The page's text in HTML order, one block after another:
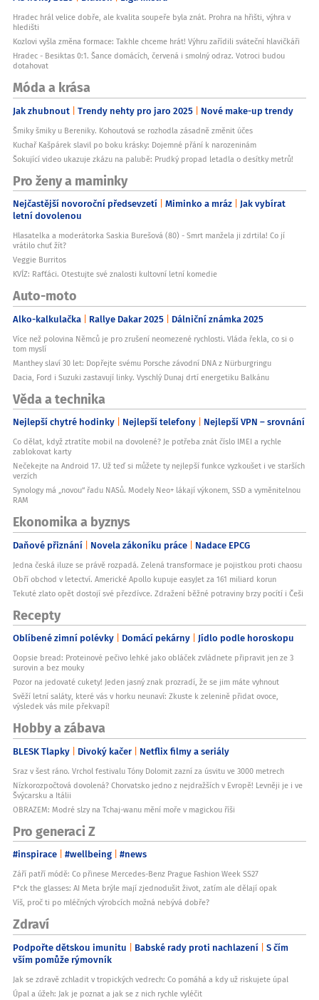
Hradec hrál velice dobře, ale kvalita soupeře byla znát. Prohra na hřišti, výhra v
hledišti
Kozlovi vyšla změna formace: Takhle chceme hrát! Výhru zařídili sváteční hlavičkáři
Hradec - Besiktas 0:1. Šance domácích, červená i smolný odraz. Votroci budou
dotahovat
Móda a krása
Jak zhubnout Trendy nehty pro jaro 2025 Nové make-up trendy
Šmiky šmiky u Bereniky. Kohoutová se rozhodla zásadně změnit účes
Kuchař Kašpárek slavil po boku krásky: Dojemné přání k narozeninám
Šokující video ukazuje zkázu na palubě: Prudký propad letadla o desítky metrů!
Pro ženy a maminky
Nejčastější novoroční předsevzetí Miminko a mráz Jak vybírat
letní dovolenou
Hlasatelka a moderátorka Saskia Burešová (80) - Smrt manžela ji zdrtila! Co jí
vrátilo chuť žít?
Veggie Burritos
KVÍZ: Rafťáci. Otestujte své znalosti kultovní letní komedie
Auto-moto
Alko-kalkulačka Rallye Dakar 2025 Dálniční známka 2025
Více než polovina Němců je pro zrušení neomezené rychlosti. Vláda řekla, co si o
tom myslí
Manthey slaví 30 let: Dopřejte svému Porsche závodní DNA z Nürburgringu
Dacia, Ford i Suzuki zastavují linky. Vyschlý Dunaj drtí energetiku Balkánu
Věda a technika
Nejlepší chytré hodinky Nejlepší telefony Nejlepší VPN – srovnání
Co dělat, když ztratíte mobil na dovolené? Je potřeba znát číslo IMEI a rychle
zablokovat karty
Nečekejte na Android 17. Už teď si můžete ty nejlepší funkce vyzkoušet i ve starších
verzích
Synology má „novou“ řadu NASů. Modely Neo+ lákají výkonem, SSD a vyměnitelnou
RAM
Ekonomika a byznys
Daňové přiznání Novela zákoníku práce Nadace EPCG
Jedna česká iluze se právě rozpadá. Zelená transformace je pojistkou proti chaosu
Obří obchod v letectví. Americké Apollo kupuje easyJet za 161 miliard korun
Tekuté zlato opět dostojí své přezdívce. Zdražení běžné potraviny brzy pocítí i Češi
Recepty
Oblíbené zimní polévky Domácí pekárny Jídlo podle horoskopu
Oopsie bread: Proteinové pečivo lehké jako obláček zvládnete připravit jen ze 3
surovin a bez mouky
Pozor na jedovaté cukety! Jeden jasný znak prozradí, že se jim máte vyhnout
Svěží letní saláty, které vás v horku neunaví: Zkuste k zelenině přidat ovoce,
výsledek vás mile překvapí!
Hobby a zábava
BLESK Tlapky Divoký kačer Netflix filmy a seriály
Sraz v šest ráno. Vrchol festivalu Tóny Dolomit zazní za úsvitu ve 3000 metrech
Nízkorozpočtová dovolená? Chorvatsko jedno z nejdražších v Evropě! Levněji je i ve
Švýcarsku a Itálii
OBRAZEM: Modré slzy na Tchaj-wanu mění moře v magickou říši
Pro generaci Z
#inspirace #wellbeing #news
Září patří módě: Co přinese Mercedes-Benz Prague Fashion Week SS27
F*ck the glasses: AI Meta brýle mají zjednodušit život, zatím ale dělají opak
Víš, proč ti po mléčných výrobcích možná nebývá dobře?
Zdraví
Podpořte dětskou imunitu Babské rady proti nachlazení S čím
vším pomůže rýmovník
Jak se zdravě zchladit v tropických vedrech: Co pomáhá a kdy už riskujete úpal
Úpal a úžeh: Jak je poznat a jak se z nich rychle vyléčit